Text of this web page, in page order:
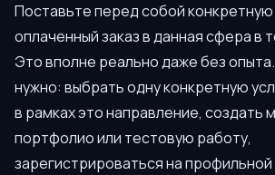
Поставьте перед собой
оплаченный заказ в данная сфера в
Это вполне реально даже без
нужно: выбрать одну конкретную
в рамках это направление, создать
портфолио или тестовую работу,
зарегистрироваться на